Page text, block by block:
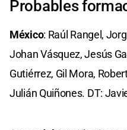
Probables
México: Raúl Rangel,
Johan Vásquez, Jesús
Gutiérrez, Gil Mora,
Julián Quiñones. DT: